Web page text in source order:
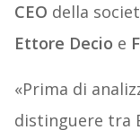
CEO della
Ettore Decio e
«Prima di
distinguere tra